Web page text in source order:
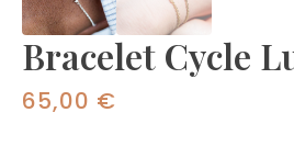
Bracelet Cycle
65,00 €